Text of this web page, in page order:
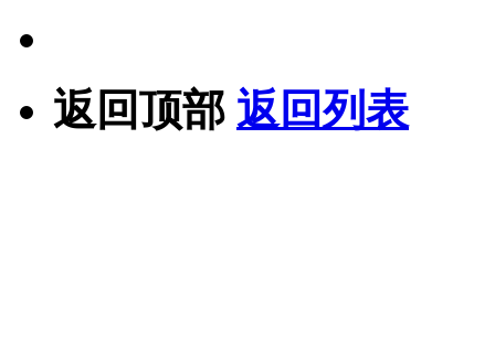
返回顶部 返回列表